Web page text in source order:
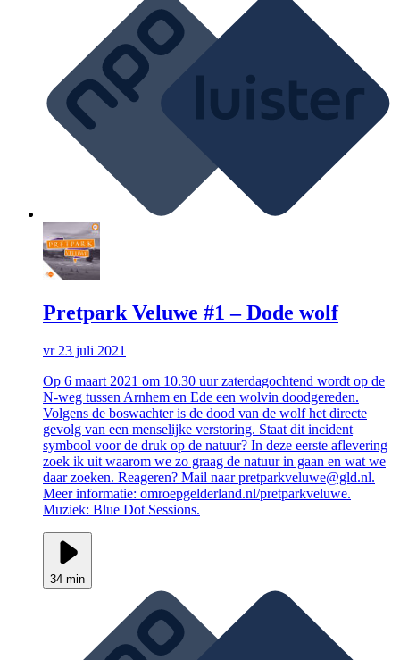
Pretpark Veluwe #1 – Dode wolf
vr 23 juli 2021
Op 6 maart 2021 om 10.30 uur zaterdagochtend wordt op de
N-weg tussen Arnhem en Ede een wolvin doodgereden.
Volgens de boswachter is de dood van de wolf het directe
gevolg van een menselijke verstoring. Staat dit incident
symbool voor de druk op de natuur? In deze eerste aflevering
zoek ik uit waarom we zo graag de natuur in gaan en wat we
daar zoeken. Reageren? Mail naar pretparkveluwe@gld.nl.
Meer informatie: omroepgelderland.nl/pretparkveluwe.
Muziek: Blue Dot Sessions.
34 min